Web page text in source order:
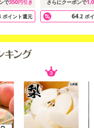
たり、徹底した生産管理
す。
ぎは、身が柔らかく、ほ
しい』を追及した高知県
も細心の注意を払い、皆
しいうなぎを提供しま
で350円引き
ポイント還元
さらにクーポンで
64.2 ポ